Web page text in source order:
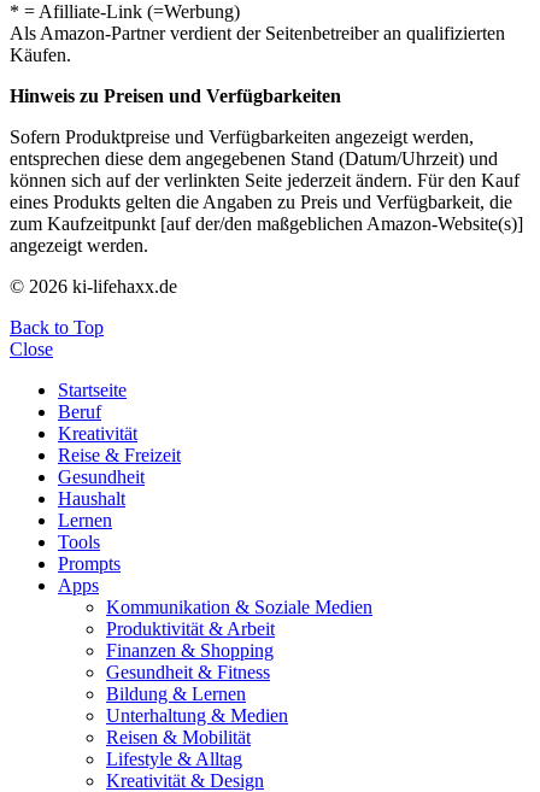
* = Afilliate-Link (=Werbung)
Als Amazon-Partner verdient der Seitenbetreiber an qualifizierten
Käufen.
Hinweis zu Preisen und Verfügbarkeiten
Sofern Produktpreise und Verfügbarkeiten angezeigt werden,
entsprechen diese dem angegebenen Stand (Datum/Uhrzeit) und
können sich auf der verlinkten Seite jederzeit ändern. Für den Kauf
eines Produkts gelten die Angaben zu Preis und Verfügbarkeit, die
zum Kaufzeitpunkt [auf der/den maßgeblichen Amazon-Website(s)]
angezeigt werden.
© 2026 ki-lifehaxx.de
Back to Top
Close
Startseite
Beruf
Kreativität
Reise & Freizeit
Gesundheit
Haushalt
Lernen
Tools
Prompts
Apps
Kommunikation & Soziale Medien
Produktivität & Arbeit
Finanzen & Shopping
Gesundheit & Fitness
Bildung & Lernen
Unterhaltung & Medien
Reisen & Mobilität
Lifestyle & Alltag
Kreativität & Design